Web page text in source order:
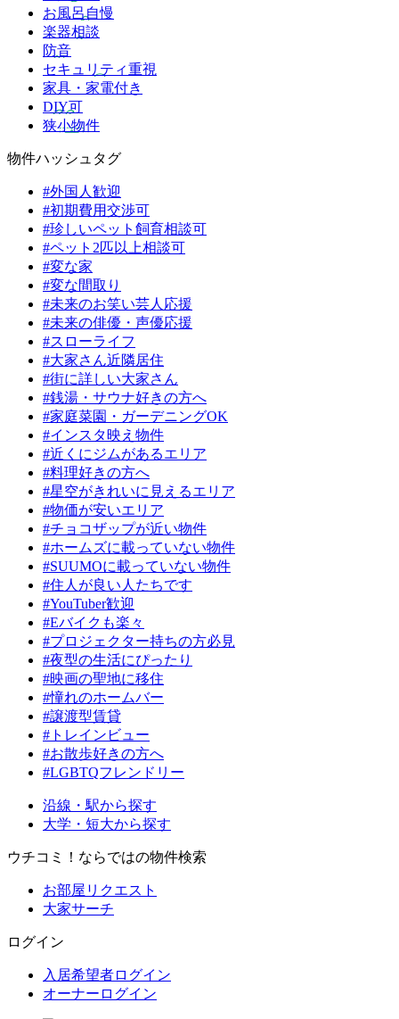
お風呂自慢
楽器相談
防音
セキュリティ重視
家具・家電付き
DIY可
狭小物件
物件ハッシュタグ
#外国人歓迎
#初期費用交渉可
#珍しいペット飼育相談可
#ペット2匹以上相談可
#変な家
#変な間取り
#未来のお笑い芸人応援
#未来の俳優・声優応援
#スローライフ
#大家さん近隣居住
#街に詳しい大家さん
#銭湯・サウナ好きの方へ
#家庭菜園・ガーデニングOK
#インスタ映え物件
#近くにジムがあるエリア
#料理好きの方へ
#星空がきれいに見えるエリア
#物価が安いエリア
#チョコザップが近い物件
#ホームズに載っていない物件
#SUUMOに載っていない物件
#住人が良い人たちです
#YouTuber歓迎
#Eバイクも楽々
#プロジェクター持ちの方必見
#夜型の生活にぴったり
#映画の聖地に移住
#憧れのホームバー
#譲渡型賃貸
#トレインビュー
#お散歩好きの方へ
#LGBTQフレンドリー
沿線・駅から探す
大学・短大から探す
ウチコミ！ならではの物件検索
お部屋リクエスト
大家サーチ
ログイン
入居希望者ログイン
オーナーログイン